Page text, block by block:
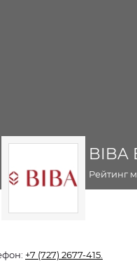
Рейтинг
+7 (727) 2677-415.